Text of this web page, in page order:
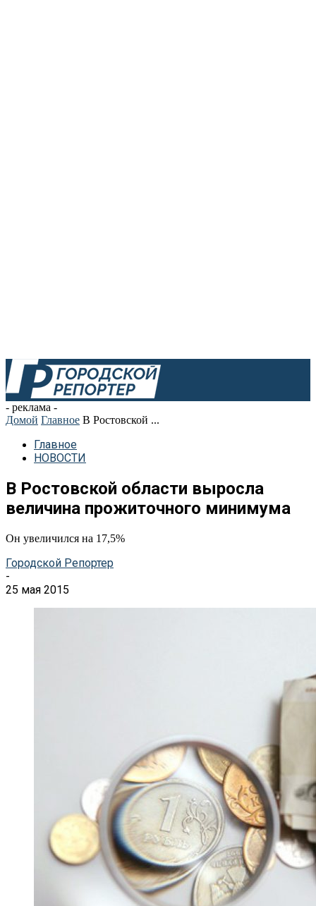
- реклама -
Домой Главное В Ростовской ...
Главное
НОВОСТИ
В Ростовской области выросла
величина прожиточного минимума
Он увеличился на 17,5%
Городской Репортер
-
25 мая 2015